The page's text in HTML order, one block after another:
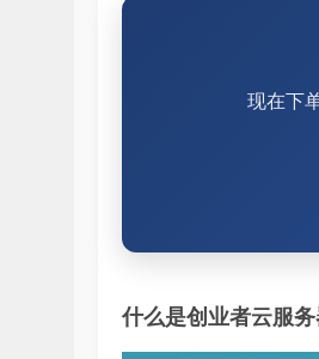
现在下
什么是创业者云服务